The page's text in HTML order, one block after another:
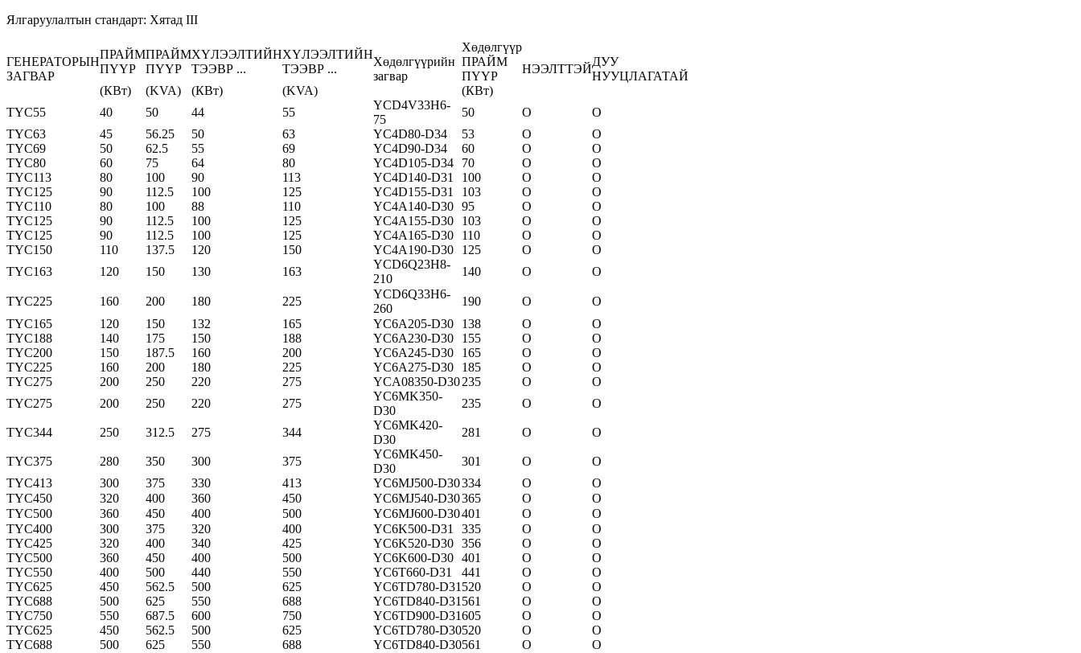
Ялгаруулалтын стандарт: Хятад III
ГЕНЕРАТОРЫН
ЗАГВАР
ПРАЙМ
ПҮҮР
ПРАЙМ
ПҮҮР
ХҮЛЭЭЛТИЙН
ТЭЭВР ...
ХҮЛЭЭЛТИЙН
ТЭЭВР ...
Хөдөлгүүрийн
загвар
Хөдөлгүүр
НЭЭЛТТЭЙ
ДУУ
НУУЦЛАГАТАЙ
ПРАЙМ
ПҮҮР
(КВт)
(KVA) (КВт) (KVA)
(КВт)
TYC55
40 50 44 55
YCD4V33H6-
75
50 O
O
TYC63
45 56.25 50 63 YC4D80-D34 53 O
O
TYC69
50 62.5 55 69 YC4D90-D34 60 O
O
TYC80
60 75 64 80 YC4D105-D34 70 O
O
TYC113
80 100 90 113 YC4D140-D31 100 O
O
TYC125
90 112.5 100 125 YC4D155-D31 103 O
O
TYC110
80 100 88 110 YC4A140-D30 95 O
O
TYC125
90 112.5 100 125 YC4A155-D30 103 O
O
TYC125
90 112.5 100 125 YC4A165-D30 110 O
O
TYC150
110 137.5 120 150 YC4A190-D30 125 O
O
TYC163
120 150 130 163
YCD6Q23H8-
210
140 O O
TYC225 160 200 180 225
YCD6Q33H6-
260
190 O
O
TYC165
120 150 132 165 YC6A205-D30 138 O
O
TYC188
140 175 150 188 YC6A230-D30 155 O
O
TYC200
150 187.5 160 200 YC6A245-D30 165 O
O
TYC225
160 200 180 225 YC6A275-D30 185 O
O
TYC275
200 250 220 275 YCA08350-D30235 O
O
TYC275
200 250 220 275
YC6MK350-
D30
235 O O
TYC344 250 312.5 275 344
YC6MK420-
D30
281 O O
TYC375 280 350 300 375
YC6MK450-
D30
301 O
O
TYC413
300 375 330 413 YC6MJ500-D30334 O
O
TYC450
320 400 360 450 YC6MJ540-D30365 O
O
TYC500
360 450 400 500 YC6MJ600-D30401 O
O
TYC400
300 375 320 400 YC6K500-D31 335 O
O
TYC425
320 400 340 425 YC6K520-D30 356 O
O
TYC500
360 450 400 500 YC6K600-D30 401 O
O
TYC550
400 500 440 550 YC6T660-D31 441 O
O
TYC625
450 562.5 500 625 YC6TD780-D31 520 O
O
TYC688
500 625 550 688 YC6TD840-D31 561 O
O
TYC750
550 687.5 600 750 YC6TD900-D31605 O
O
TYC625
450 562.5 500 625 YC6TD780-D30520 O
O
TYC688
500 625 550 688 YC6TD840-D30561 O
O